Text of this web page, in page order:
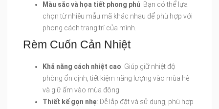
Màu sắc và họa tiết phong phú: Bạn có thể lựa
chọn từ nhiều mẫu mã khác nhau để phù hợp với
phong cách trang trí của mình.
Rèm Cuốn Cản Nhiệt
Khả năng cách nhiệt cao: Giúp giữ nhiệt độ
phòng ổn định, tiết kiệm năng lượng vào mùa hè
và giữ ấm vào mùa đông.
Thiết kế gọn nhẹ: Dễ lắp đặt và sử dụng, phù hợp